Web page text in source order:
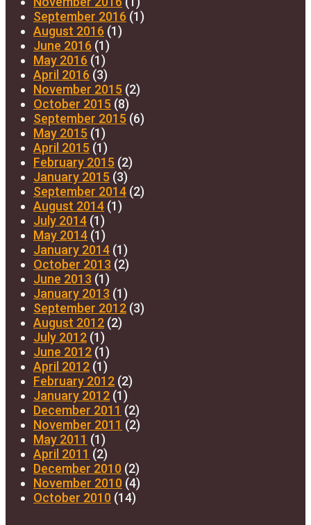
September 2016 (1)
August 2016 (1)
June 2016 (1)
May 2016 (1)
April 2016 (3)
November 2015 (2)
October 2015 (8)
September 2015 (6)
May 2015 (1)
April 2015 (1)
February 2015 (2)
January 2015 (3)
September 2014 (2)
August 2014 (1)
July 2014 (1)
May 2014 (1)
January 2014 (1)
October 2013 (2)
June 2013 (1)
January 2013 (1)
September 2012 (3)
August 2012 (2)
July 2012 (1)
June 2012 (1)
April 2012 (1)
February 2012 (2)
January 2012 (1)
December 2011 (2)
November 2011 (2)
May 2011 (1)
April 2011 (2)
December 2010 (2)
November 2010 (4)
October 2010 (14)